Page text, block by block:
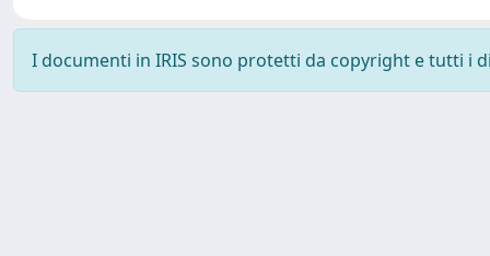
I documenti in IRIS sono protetti da copyright e tutti i